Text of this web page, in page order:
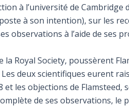
à l’université de
à son intention), sur les
observations à l’aide de ses
Royal Society, poussèrent
deux scientifiques eurent
les objections de
de ses observations, le